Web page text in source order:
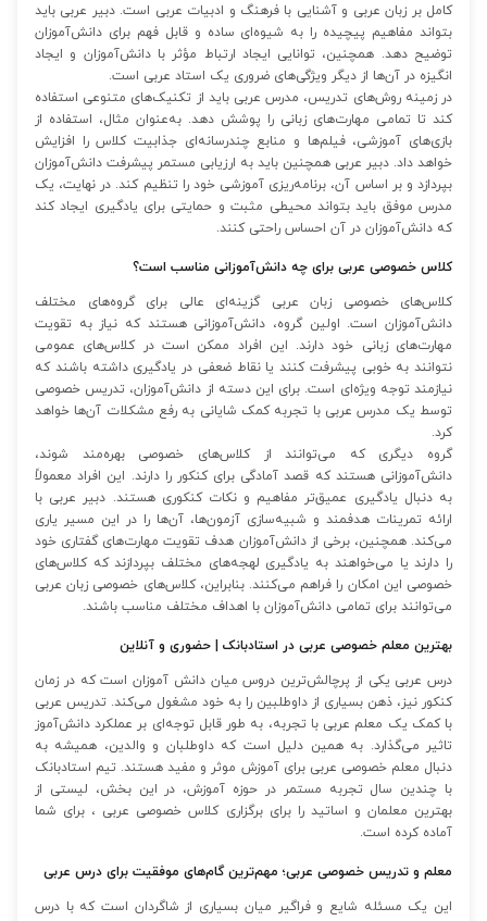
کامل بر زبان عربی و آشنایی با فرهنگ و ادبیات عربی است. دبیر عربی باید
بتواند مفاهیم پیچیده را به شیوه‌ای ساده و قابل فهم برای دانش‌آموزان
توضیح دهد. همچنین، توانایی ایجاد ارتباط مؤثر با دانش‌آموزان و ایجاد
انگیزه در آن‌ها از دیگر ویژگی‌های ضروری یک استاد عربی است.
در زمینه روش‌های تدریس، مدرس عربی باید از تکنیک‌های متنوعی استفاده
کند تا تمامی مهارت‌های زبانی را پوشش دهد. به‌عنوان مثال، استفاده از
بازی‌های آموزشی، فیلم‌ها و منابع چندرسانه‌ای جذابیت کلاس را افزایش
خواهد داد. دبیر عربی همچنین باید به ارزیابی مستمر پیشرفت دانش‌آموزان
بپردازد و بر اساس آن، برنامه‌ریزی آموزشی خود را تنظیم کند. در نهایت، یک
مدرس موفق باید بتواند محیطی مثبت و حمایتی برای یادگیری ایجاد کند
که دانش‌آموزان در آن احساس راحتی کنند.
کلاس خصوصی عربی برای چه دانش‌آموزانی مناسب است؟
کلاس‌های خصوصی زبان عربی گزینه‌ای عالی برای گروه‌های مختلف
دانش‌آموزان است. اولین گروه، دانش‌آموزانی هستند که نیاز به تقویت
مهارت‌های زبانی خود دارند. این افراد ممکن است در کلاس‌های عمومی
نتوانند به خوبی پیشرفت کنند یا نقاط ضعفی در یادگیری داشته باشند که
نیازمند توجه ویژه‌ای است. برای این دسته از دانش‌آموزان، تدریس خصوصی
توسط یک مدرس عربی با تجربه کمک شایانی به رفع مشکلات آن‌ها خواهد
کرد.
گروه دیگری که می‌توانند از کلاس‌های خصوصی بهره‌مند شوند،
دانش‌آموزانی هستند که قصد آمادگی برای کنکور را دارند. این افراد معمولاً
به دنبال یادگیری عمیق‌تر مفاهیم و نکات کنکوری هستند. دبیر عربی با
ارائه تمرینات هدفمند و شبیه‌سازی آزمون‌ها، آن‌ها را در این مسیر یاری
می‌کند. همچنین، برخی از دانش‌آموزان هدف تقویت مهارت‌های گفتاری خود
را دارند یا می‌خواهند به یادگیری لهجه‌های مختلف بپردازند که کلاس‌های
خصوصی این امکان را فراهم می‌کنند. بنابراین، کلاس‌های خصوصی زبان عربی
می‌توانند برای تمامی دانش‌آموزان با اهداف مختلف مناسب باشند.
بهترین معلم خصوصی عربی در استادبانک | حضوری و آنلاین
درس عربی یکی از پرچالش‌ترین دروس میان دانش آموزان است که در زمان
کنکور نیز، ذهن بسیاری از داوطلبین را به خود مشغول می‌کند. تدریس عربی
با کمک یک معلم عربی با تجربه، به طور قابل توجه‌ای بر عملکرد دانش‌آموز
تاثیر می‌گذارد. به همین دلیل است که داوطلبان و والدین، همیشه به
دنبال معلم خصوصی عربی برای آموزش موثر و مفید هستند. تیم استادبانک
با چندین سال تجربه مستمر در حوزه آموزش، در این بخش، لیستی از
بهترین معلمان و اساتید را برای برگزاری کلاس خصوصی عربی ، برای شما
آماده کرده است.
معلم و تدریس خصوصی عربی؛ مهم‌ترین گام‌های موفقیت برای درس عربی
این یک مسئله شایع و فراگیر میان بسیاری از شاگردان است که با درس